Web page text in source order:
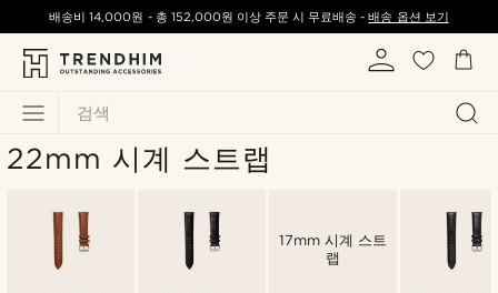
검색
배송비14,000원 - 총 152,000원 이상 주문 시 무료배송 -배송 옵션 보기
22mm 시계 스트랩
17mm 시계 스트
랩